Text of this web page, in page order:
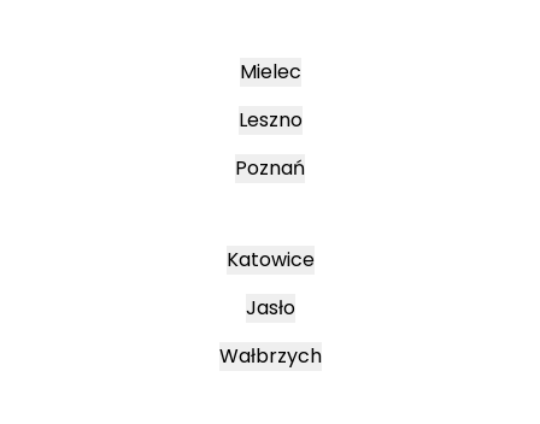
Mielec
Leszno
Poznań
Katowice
Jasło
Wałbrzych